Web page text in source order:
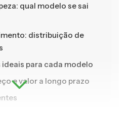
qual modelo se sai
distribuição de
para cada modelo
e valor a longo prazo